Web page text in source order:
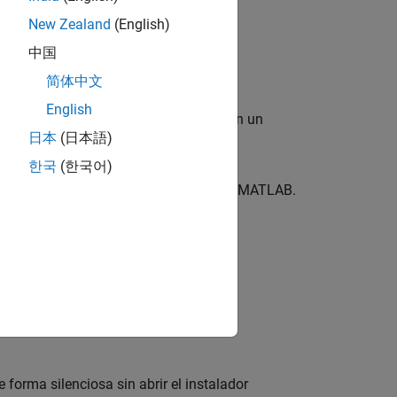
de bloques que los acompañan en un
a una instalación existente de MATLAB.
forma silenciosa sin abrir el instalador
New Zealand (English)
中国
简体中文
English
日本 (日本語)
한국 (한국어)